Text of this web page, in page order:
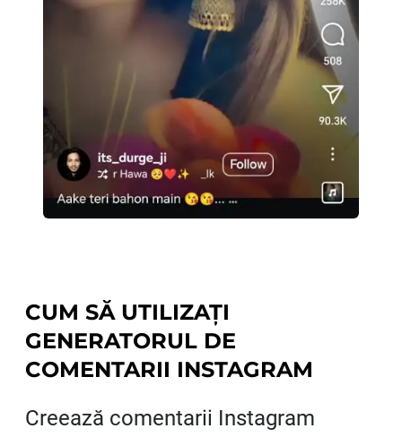
CUM SĂ UTILIZAȚI
GENERATORUL DE
COMENTARII INSTAGRAM
Creează comentarii Instagram